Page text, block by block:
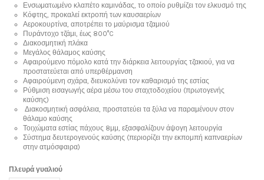
Ενσωματωμένο κλαπέτο καμινάδας, το οποίο ρυθμίζει τον ελκυσμό της
Κόφτης, προκαλεί εκτροπή των καυσαερίων
Αεροκουρτίνα, αποτρέπει το μαύρισμα τζαμιού
Πυράντοχο τζάμι, έως 800°C
Διακοσμητική πλάκα
Μεγάλος θάλαμος καύσης
Αφαιρούμενο πόμολο κατά την διάρκεια λειτουργίας τζακιού, για να
προστατεύεται από υπερθέρμανση
Αφαιρούμενη σχάρα, διευκολύνει τον καθαρισμό της εστίας
Ρύθμιση εισαγωγής αέρα μέσω του σταχτοδοχείου (πρωτογενής
καύσης)
Διακοσμητική ασφάλεια, προστατεύει τα ξύλα να παραμένουν στον
θάλαμο καύσης
Τοιχώματα εστίας πάχους 8μμ, εξασφαλίζουν άψογη λειτουργία
Σύστημα δευτερογενούς καύσης (περιορίζει την εκπομπή καπναερίων
στην ατμόσφαιρα)
Πλευρά γυαλιού